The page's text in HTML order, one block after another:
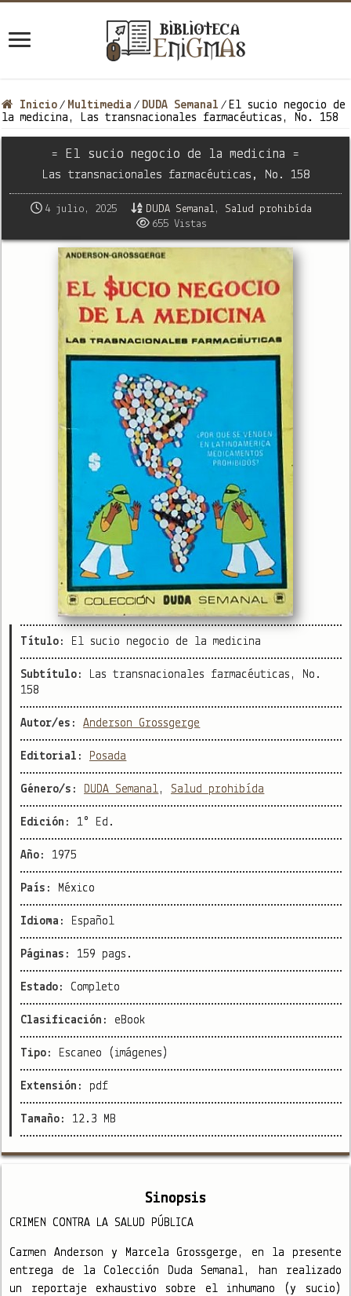
Inicio / Multimedia / DUDA Semanal / El sucio negocio de
la medicina, Las transnacionales farmacéuticas, No. 158
= El sucio negocio de la medicina =
Las transnacionales farmacéuticas, No. 158
4 julio, 2025 DUDA Semanal, Salud prohibída
655 Vistas
Título: El sucio negocio de la medicina
Subtítulo:
Las transnacionales farmacéuticas, No.
158
Autor/es:Anderson Grossgerge
Editorial: Posada
Género/s: DUDA Semanal, Salud prohibída
Edición: 1° Ed.
Año: 1975
País: México
Idioma: Español
Páginas: 159 pags.
Estado: Completo
Clasificación: eBook
Tipo: Escaneo (imágenes)
Extensión: pdf
Tamaño: 12.3 MB
Sinopsis
CRIMEN CONTRA LA SALUD PÚBLICA
Carmen Anderson y Marcela Grossgerge, en la presente
entrega de la Colección Duda Semanal, han realizado
un reportaje exhaustivo sobre el inhumano (y sucio)